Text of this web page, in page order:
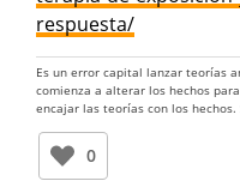
respuesta/
Es un error capital lanzar teorías
comienza a alterar los hechos
encajar las teorías con los hechos.
0